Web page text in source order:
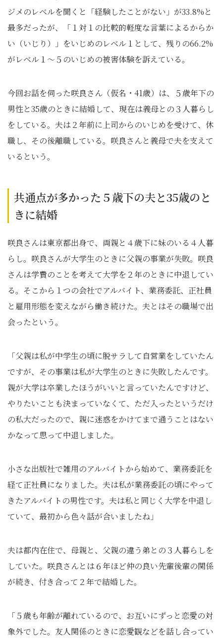
ジメのレベルを聞くと「経験したことがない」が33.8%と
最多だったが、「１対１の比較的軽度な言葉によるからか
い（いじり）」をいじめのレベル１として、残りの66.2%
がレベル１～５のいじめの被害体験を訴えている。
今回お話を伺った咲良さん（仮名・41歳）は、５歳年下の
男性と35歳のときに結婚して、現在は義母との３人暮らし
をしている。夫は２年前に上司からのいじめを受けて、休
職し、その後離職している。咲良さんと義母で夫を支えて
いるという。
共通点が多かった５歳下の夫と35歳のと
きに結婚
咲良さんは東京都出身で、両親と４歳下に妹のいる４人暮
らし。咲良さんが大学生のときに父親の事業が失敗。咲良
さんは学費のことを考えて大学を２年のときに中退してい
る。そこから１つの会社でアルバイト、業務委託、正社員
と雇用形態を変えながら働き続けた。夫とはその職場で出
会ったという。
「父親は私が中学生の頃に脱サラして自営業をしていたん
ですが、その事業は私が大学生のときに失敗したんです。
親が大学は卒業したほうがいいと言っていたんですけど、
やりたいことも決まっていなくて、ただ入ったというだけ
の私大だったので、親に迷惑をかけてまで通うことはない
かなって思って中退しました。
小さな出版社で雑用のアルバイトから始めて、業務委託を
経て正社員になりました。夫は私が業務委託の頃にやって
きたアルバイトの男性です。夫は私と同じく大学を中退し
ていて、最初から色々話が合いましたね」
夫は都内在住で、母親と、父親の違う弟との３人暮らしを
していた。咲良さんとは６年ほど仲の良い先輩後輩の関係
が続き、付き合って２年で結婚した。
「５歳も年齢が離れているので、お互いにずっと恋愛の対
象外でした。友人関係のときに恋愛観などを話し合ってい